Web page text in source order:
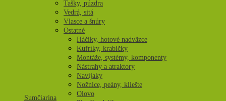
Tašky, púzdra
Vedrá, sitá
Vlasce a šnúry
Ostatné
Sumčiarina
Háčiky, hotové nadväzce
Kufríky, krabičky
Montáže, systémy, komponenty
Nástrahy a atraktory
Navíjaky
Nožnice, peány, kliešte
Olovo